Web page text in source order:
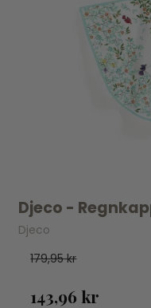
Djeco -
Djeco
179,95 kr
143,96 kr